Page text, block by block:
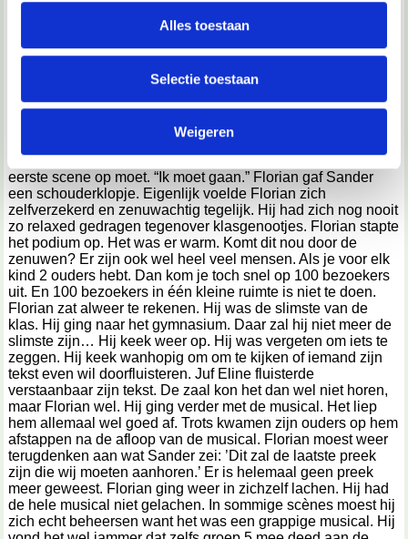
en om ons websiteverkeer te analyseren. Ook delen we
informatie over jouw gebruik van onze site met onze
partners kunnen deze gegevens combineren met andere
informatie die je aan ze hebt verstrekt of die ze hebben
verzameld op basis van jouw gebruik van hun services.
We werken samen met 67 derdendie uw gegevens
kunnen ontvangen en verwerken.
Alles toestaan
Selectie toestaan
Weigeren
stootte Florian aan. Florian glimlachte. Florian lachte altijd,
zelfs als hij pijn had. Hij zei altijd dat lachen gezond is.
Florian moest nu eventjes niet meer lachen. Hij had namelijk
de hoofdrol in de musical. Hij was heel erg zenuwachtig. Hij
minuten was de meester eindelijk klaar met zijn preek. “Dat
werd tijd.” Zei Florian tegen Sander. “Hehe, misschien komt
er na de musical ook nog wel een preek, zoals elk jaar…”
Florian zuchtte. “Nee toch?” Juf Eline riep iedereen die de
eerste scene op moet. “Ik moet gaan.” Florian gaf Sander
een schouderklopje. Eigenlijk voelde Florian zich
zelfverzekerd en zenuwachtig tegelijk. Hij had zich nog nooit
zo relaxed gedragen tegenover klasgenootjes. Florian stapte
het podium op. Het was er warm. Komt dit nou door de
zenuwen? Er zijn ook wel heel veel mensen. Als je voor elk
kind 2 ouders hebt. Dan kom je toch snel op 100 bezoekers
uit. En 100 bezoekers in één kleine ruimte is niet te doen.
Florian zat alweer te rekenen. Hij was de slimste van de
klas. Hij ging naar het gymnasium. Daar zal hij niet meer de
slimste zijn… Hij keek weer op. Hij was vergeten om iets te
zeggen. Hij keek wanhopig om om te kijken of iemand zijn
tekst even wil doorfluisteren. Juf Eline fluisterde
verstaanbaar zijn tekst. De zaal kon het dan wel niet horen,
maar Florian wel. Hij ging verder met de musical. Het liep
hem allemaal wel goed af. Trots kwamen zijn ouders op hem
afstappen na de afloop van de musical. Florian moest weer
terugdenken aan wat Sander zei: ’Dit zal de laatste preek
zijn die wij moeten aanhoren.’ Er is helemaal geen preek
meer geweest. Florian ging weer in zichzelf lachen. Hij had
de hele musical niet gelachen. In sommige scènes moest hij
zich echt beheersen want het was een grappige musical. Hij